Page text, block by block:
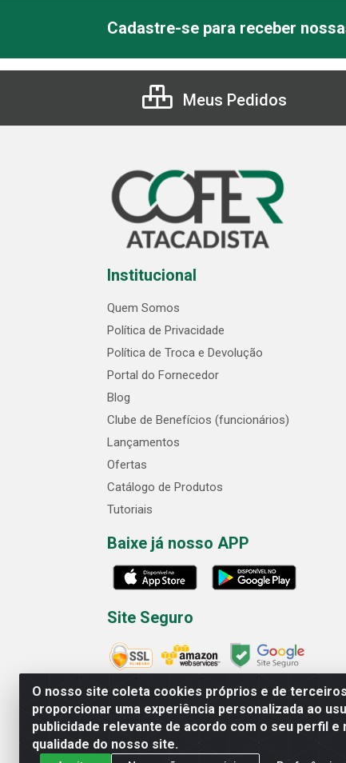
O nosso site coleta cookies próprios e de
proporcionar uma experiência personalizada ao
publicidade relevante de acordo com o seu perfil e
qualidade do nosso site.
Cadastre-se para receber
Meus Pedidos
Institucional
Quem Somos
Política de Privacidade
Política de Troca e Devolução
Portal do Fornecedor
Blog
Clube de Benefícios (funcionários)
Lançamentos
Ofertas
Catálogo de Produtos
Tutoriais
Baixe já nosso APP
Site Seguro
Cofer Importadora e Distribuidora